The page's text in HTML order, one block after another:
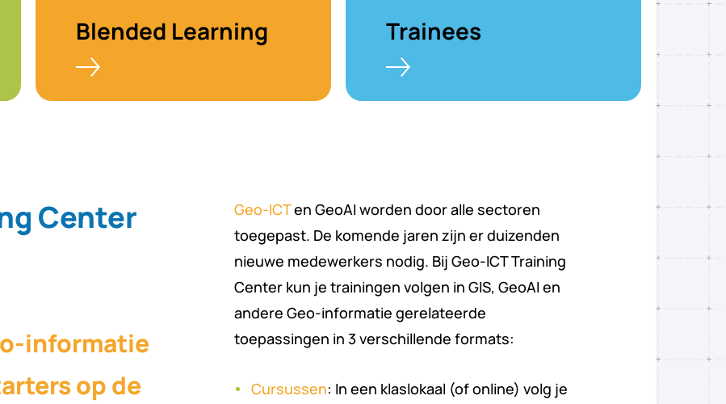
Blended Learning Trainees
Center
informatie
op de
Geo-ICTen GeoAI worden door alle sectoren
toegepast. De komende jaren zijn er duizenden
nieuwe medewerkers nodig. Bij Geo-ICT Training
Center kun je trainingen volgen in GIS, GeoAI en
andere Geo-informatie gerelateerde
toepassingen in 3 verschillende formats:
Cursussen: In een klaslokaal (of online) volg je